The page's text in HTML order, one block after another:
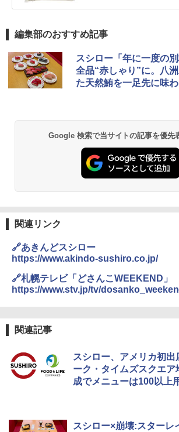
編集部のおすすめ記事
スシロー「年に一度の
全品“赤しゃり”に。八
た天然鮪を一足先に味
Google 検索で当サイトの記事を優先
関連リンク
🔗あきんどスシロー
https://www.akindo-sushiro.co.jp/
🔗札幌テレビ「どさんこWEEKEND」
https://www.stv.jp/tv/
関連記事
スシロー、アメリカ初
ーク・タイムズスクエア
成でメニューは100以上
スシロー×崩壊:スターレ